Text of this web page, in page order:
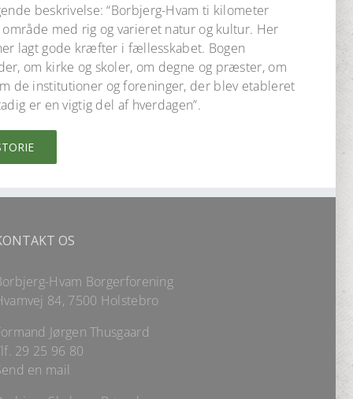
beskrivelse: “Borbjerg-Hvam ti kilometer
med rig og varieret natur og kultur. Her
lagt gode kræfter i fællesskabet. Bogen
om kirke og skoler, om degne og præster, om
de institutioner og foreninger, der blev etableret
er en vigtig del af hverdagen”.
OS
Hvam Borgerforening
84, 7500 Holstebro
Jørgen Thusgaard
29 25 96 80
en mail